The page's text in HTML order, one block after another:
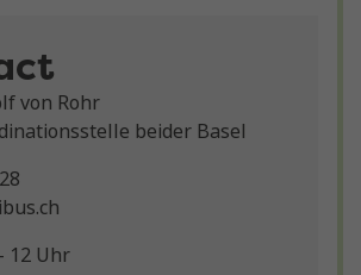
von Rohr
beider Basel
12 Uhr